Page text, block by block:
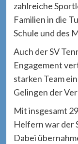
zahlreiche
Familien in die
Schule und des
Auch der SV
Engagement
starken Team
Gelingen der
Mit insgesamt
Helfern war der
Dabei